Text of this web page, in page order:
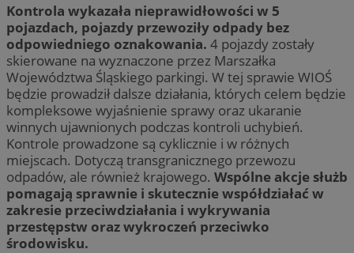
Kontrola wykazała nieprawidłowości w 5
pojazdach, pojazdy przewoziły odpady bez
odpowiedniego oznakowania. 4 pojazdy zostały
skierowane na wyznaczone przez Marszałka
Województwa Śląskiego parkingi. W tej sprawie WIOŚ
będzie prowadził dalsze działania, których celem będzie
kompleksowe wyjaśnienie sprawy oraz ukaranie
winnych ujawnionych podczas kontroli uchybień.
Kontrole prowadzone są cyklicznie i w różnych
miejscach. Dotyczą transgranicznego przewozu
odpadów, ale również krajowego. Wspólne akcje służb
pomagają sprawnie i skutecznie współdziałać w
zakresie przeciwdziałania i wykrywania
przestępstw oraz wykroczeń przeciwko
środowisku.